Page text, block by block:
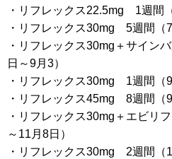
・リフレックス22.5mg 1週間
・リフレックス30mg 5週間（
・リフレックス30mg＋サイン
日～9月3）
・リフレックス30mg 1週間（9
・リフレックス45mg 8週間（
・リフレックス30mg＋エビリ
～11月8日）
・リフレックス30mg 2週間（